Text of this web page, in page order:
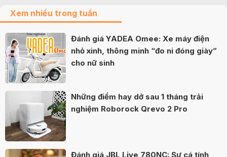
Xem nhiều trong tuần
Đánh giá YADEA Omee: Xe máy điện
nhỏ xinh, thông minh “đo ni đóng giày”
cho nữ sinh
Những điểm hay dở sau 1 tháng trải
nghiệm Roborock Qrevo 2 Pro
Đánh giá JBL Live 780NC: Sự cá tính